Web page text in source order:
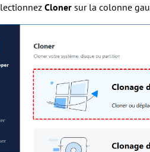
Cloner sur la colonne